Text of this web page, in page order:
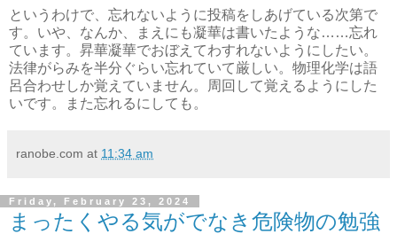
というわけで、忘れないように投稿をしあげている次第で
す。いや、なんか、まえにも凝華は書いたような……忘れ
ています。昇華凝華でおぼえてわすれないようにしたい。
法律がらみを半分ぐらい忘れていて厳しい。物理化学は語
呂合わせしか覚えていません。周回して覚えるようにした
いです。また忘れるにしても。
ranobe.com at 11:34 am
Friday, February 23, 2024
まったくやる気がでなき危険物の勉強